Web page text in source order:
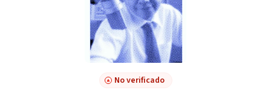
No verificado